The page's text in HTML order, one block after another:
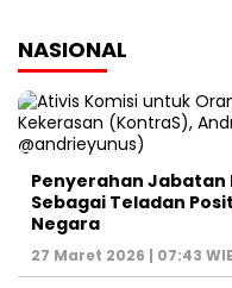
NASIONAL
Penyerahan Jabatan
Sebagai Teladan
Negara
27 Maret 2026 | 07:43